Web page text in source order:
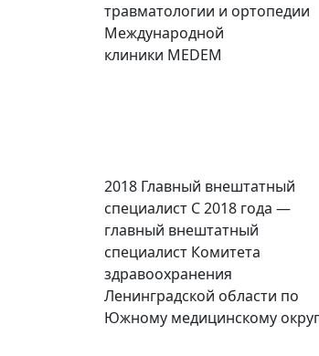
травматологии и ортопедии
Международной
клиники MEDEM
2018 Главный внештатный
специалист С 2018 года —
главный внештатный
специалист Комитета
здравоохранения
Ленинградской области по
Южному медицинскому